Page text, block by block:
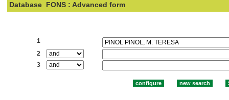
Database FONS : Advanced form
1
2
3